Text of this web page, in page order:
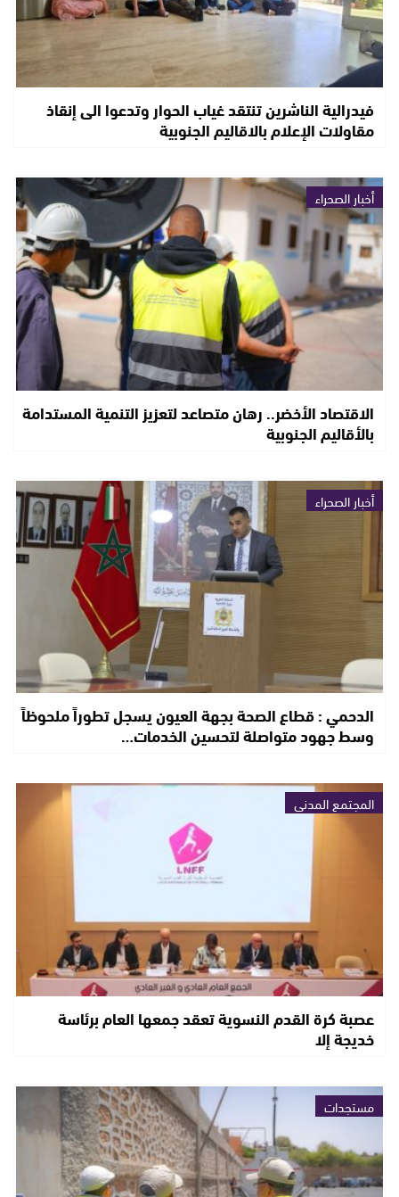
فيدرالية الناشرين تنتقد غياب الحوار وتدعوا الى إنقاذ
مقاولات الإعلام بالاقاليم الجنوبية
أخبار الصحراء
الاقتصاد الأخضر.. رهان متصاعد لتعزيز التنمية المستدامة
بالأقاليم الجنوبية
أخبار الصحراء
الدحمي : قطاع الصحة بجهة العيون يسجل تطوراً ملحوظاً
وسط جهود متواصلة لتحسين الخدمات…
المجتمع المدني
عصبة كرة القدم النسوية تعقد جمعها العام برئاسة
خديجة إلا
مستجدات